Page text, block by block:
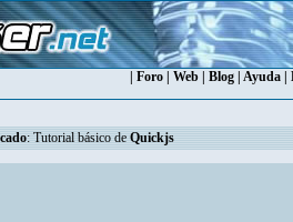
Foro Web Blog Ayuda
: Tutorial básico de Quickjs